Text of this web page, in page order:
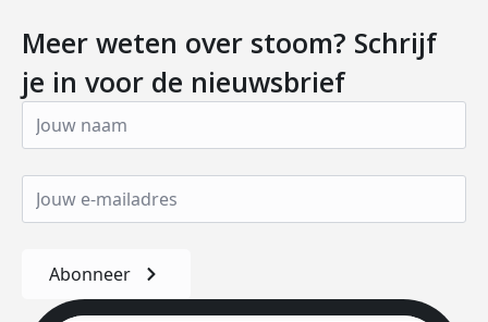
Meer weten over stoom? Schrijf
je in voor de nieuwsbrief
Abonneer